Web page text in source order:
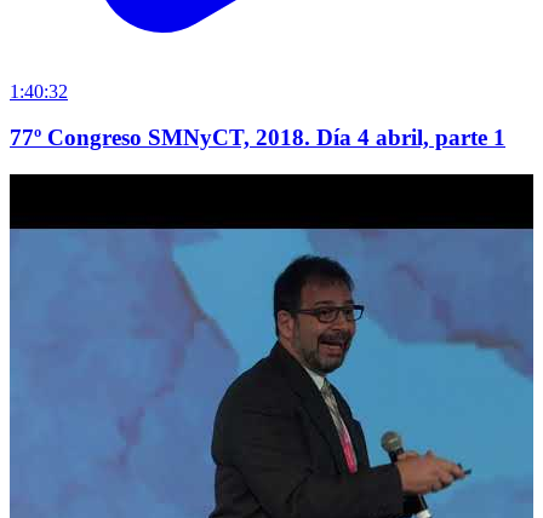
1:40:32
77º Congreso SMNyCT, 2018. Día 4 abril, parte 1